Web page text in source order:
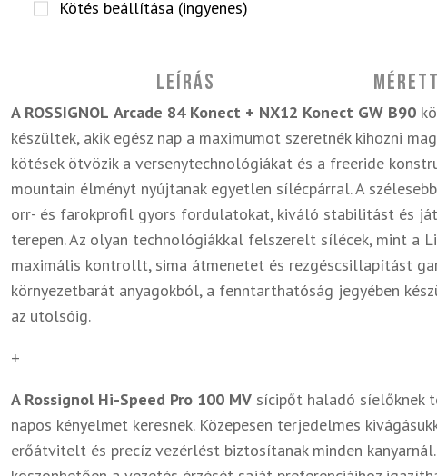
Kötés beállítása (ingyenes)
Leírás
A ROSSIGNOL Arcade 84 Konect + NX12 Konect GW B90
készültek, akik egész nap a maximumot szeretnék kihozni
kötések ötvözik a versenytechnológiákat és a freeride
mountain élményt nyújtanak egyetlen sílécpárral. A
orr- és farokprofil gyors fordulatokat, kiváló stabilitást és
terepen. Az olyan technológiákkal felszerelt sílécek, mint a
maximális kontrollt, sima átmenetet és rezgéscsillapítást
környezetbarát anyagokból, a fenntarthatóság jegyében
az utolsóig.
+
A Rossignol Hi-Speed Pro 100 MV sícipőt haladó síelőknek
napos kényelmet keresnek. Közepesen terjedelmes
erőátvitelt és precíz vezérlést biztosítanak minden